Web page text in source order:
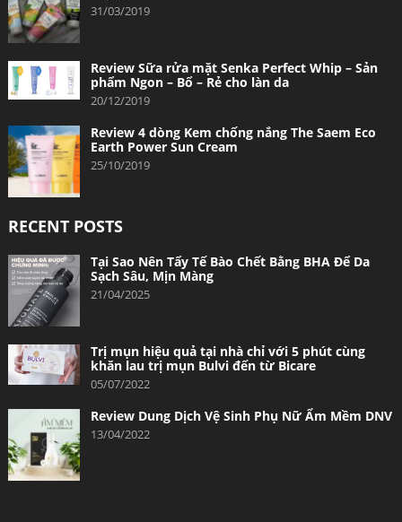
31/03/2019
Review Sữa rửa mặt Senka Perfect Whip – Sản
phẩm Ngon – Bổ – Rẻ cho làn da
20/12/2019
Review 4 dòng Kem chống nắng The Saem Eco
Earth Power Sun Cream
25/10/2019
RECENT POSTS
Tại Sao Nên Tẩy Tế Bào Chết Bằng BHA Để Da
Sạch Sâu, Mịn Màng
21/04/2025
Trị mụn hiệu quả tại nhà chỉ với 5 phút cùng
khăn lau trị mụn Bulvi đến từ Bicare
05/07/2022
Review Dung Dịch Vệ Sinh Phụ Nữ Ẩm Mềm DNV
13/04/2022